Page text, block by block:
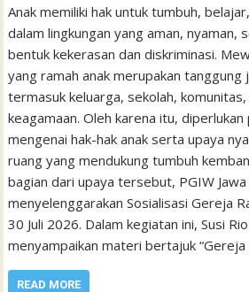
Anak memiliki hak untuk tumbuh,
dalam lingkungan yang aman, nyaman,
bentuk kekerasan dan diskriminasi.
yang ramah anak merupakan tanggung
termasuk keluarga, sekolah,
keagamaan. Oleh karena itu,
mengenai hak-hak anak serta upaya
ruang yang mendukung tumbuh
bagian dari upaya tersebut, PGIW
menyelenggarakan Sosialisasi Gereja
30 Juli 2026. Dalam kegiatan ini, Susi
menyampaikan materi bertajuk “Gereja
READ MORE